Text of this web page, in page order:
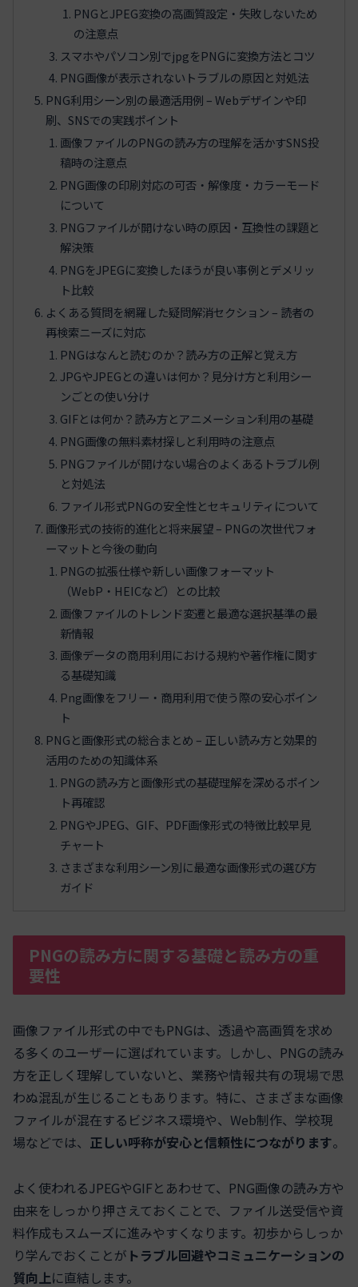
PNGとJPEG変換の高画質設定・失敗しないため
の注意点
スマホやパソコン別でjpgをPNGに変換方法とコツ
PNG画像が表示されないトラブルの原因と対処法
PNG利用シーン別の最適活用例 – Webデザインや印
刷、SNSでの実践ポイント
画像ファイルのPNGの読み方の理解を活かすSNS投
稿時の注意点
PNG画像の印刷対応の可否・解像度・カラーモード
について
PNGファイルが開けない時の原因・互換性の課題と
解決策
PNGをJPEGに変換したほうが良い事例とデメリッ
ト比較
よくある質問を網羅した疑問解消セクション – 読者の
再検索ニーズに対応
PNGはなんと読むのか？読み方の正解と覚え方
JPGやJPEGとの違いは何か？見分け方と利用シー
ンごとの使い分け
GIFとは何か？読み方とアニメーション利用の基礎
PNG画像の無料素材探しと利用時の注意点
PNGファイルが開けない場合のよくあるトラブル例
と対処法
ファイル形式PNGの安全性とセキュリティについて
画像形式の技術的進化と将来展望 – PNGの次世代フォ
ーマットと今後の動向
PNGの拡張仕様や新しい画像フォーマット
（WebP・HEICなど）との比較
画像ファイルのトレンド変遷と最適な選択基準の最
新情報
画像データの商用利用における規約や著作権に関す
る基礎知識
Png画像をフリー・商用利用で使う際の安心ポイン
ト
PNGと画像形式の総合まとめ – 正しい読み方と効果的
活用のための知識体系
PNGの読み方と画像形式の基礎理解を深めるポイン
ト再確認
PNGやJPEG、GIF、PDF画像形式の特徴比較早見
チャート
さまざまな利用シーン別に最適な画像形式の選び方
ガイド
PNGの読み方に関する基礎と読み方の重
要性
画像ファイル形式の中でもPNGは、透過や高画質を求め
る多くのユーザーに選ばれています。しかし、PNGの読み
方を正しく理解していないと、業務や情報共有の現場で思
わぬ混乱が生じることもあります。特に、さまざまな画像
ファイルが混在するビジネス環境や、Web制作、学校現
場などでは、 正しい呼称が安心と信頼性につながります。
よく使われるJPEGやGIFとあわせて、PNG画像の読み方や
由来をしっかり押さえておくことで、ファイル送受信や資
料作成もスムーズに進みやすくなります。初歩からしっか
り学んでおくことが トラブル回避やコミュニケーションの
質向上に直結します。